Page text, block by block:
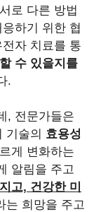
로 다른 방법
하기 위한 협
자 치료를 통
수 있을지를
.
, 전문가들은
기술의 효용성
게 변화하는
알림을 주고
고, 건강한 미
는 희망을 주고